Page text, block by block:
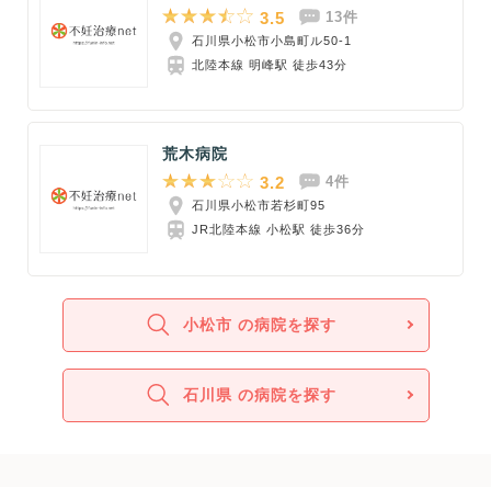
3.5 13件
石川県小松市小島町ル50-1
北陸本線 明峰駅 徒歩43分
荒木病院
3.2 4件
石川県小松市若杉町95
JR北陸本線 小松駅 徒歩36分
小松市 の病院を探す
石川県 の病院を探す